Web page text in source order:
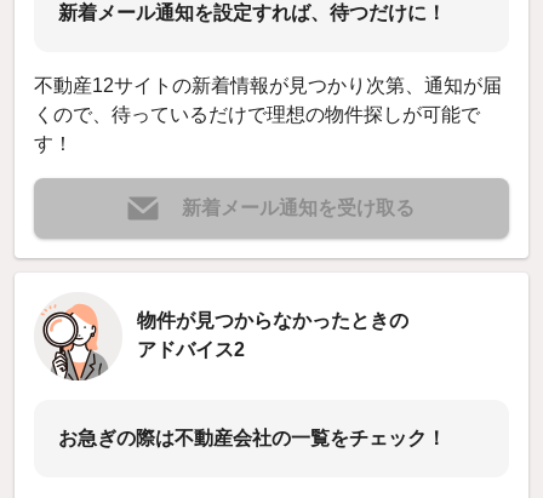
新着メール通知を設定すれば、待つだけに！
不動産12サイトの新着情報が見つかり次第、通知が届
くので、待っているだけで理想の物件探しが可能で
す！
新着メール通知を受け取る
物件が見つからなかったときの
アドバイス2
お急ぎの際は不動産会社の一覧をチェック！